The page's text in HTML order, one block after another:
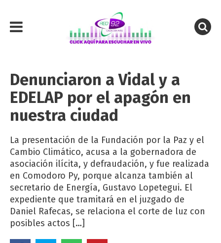
Denunciaron a Vidal y a
EDELAP por el apagón en
nuestra ciudad
La presentación de la Fundación por la Paz y el
Cambio Climático, acusa a la gobernadora de
asociación ilícita, y defraudación, y fue realizada
en Comodoro Py, porque alcanza también al
secretario de Energía, Gustavo Lopetegui. El
expediente que tramitará en el juzgado de
Daniel Rafecas, se relaciona el corte de luz con
posibles actos […]